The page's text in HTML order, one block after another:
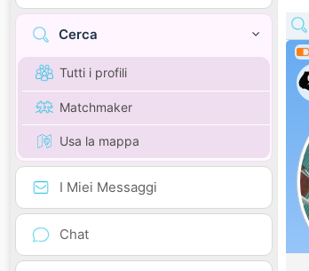
Cerca
Tutti i profili
Matchmaker
Usa la mappa
I Miei Messaggi
Chat